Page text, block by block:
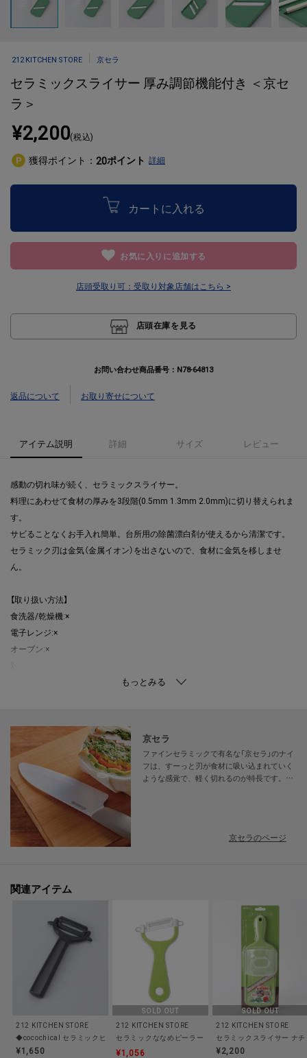
212 KITCHEN STORE 京セラ
セラミックスライサー 厚み調節機能付き ＜京セ
ラ＞
¥2,200(税込)
獲得ポイント： 20ポイント 詳細
カートに入れる
お気に入りに追加する
店頭受取り可： 受取り対象店舗はこちら >
店頭在庫を見る
お問い合わせ商品番号： N78-64813
返品について お取り寄せについて
アイテム説明 詳細 サイズ レビュー
感動の切れ味が続く、セラミックスライサー。
料理にあわせて食材の厚みを3段階(0.5mm 1.3mm 2.0mm)に切り替えられま
す。
サビることなくお手入れ簡単。台所用の除菌漂白剤が使えるから清潔です。
セラミック刃は金気（金属イオン）を出さないので、食材に金気を移しませ
ん。
【取り扱い方法】
食洗器/乾燥機:×
電子レンジ:×
オーブン:×
耐熱/耐冷温度:70度（本体）、80度（調節バー）、110度（プロテクター）
【主な製品仕様】
重量:137g
※照明の関係により、実際よりも色味が違って見える場合があります。ま
た、パソコン・スマートフォンなどの環境により、若干製品と画像のカラー
が異なる場合もございます。
京セラ
ファインセラミックで有名な「京セラ」のナイ
フは、すーっと刃が食材に吸い込まれていく
ような感覚で、軽く切れるのが特長です。重
京セラのページ
関連アイテム
212 KITCHEN STORE
◆cocochical セラミックピーラー BK ＜京セラ＞
¥1,650
SOLD OUT
212 KITCHEN STORE
セラミックななめピーラー GR ＜京セラ＞
¥1,056
SOLD OUT
212 KITCHEN STORE
セラミックスライサー ナ
¥2,200